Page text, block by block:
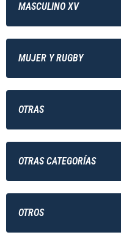
MASCULINO XV
MUJER Y RUGBY
OTRAS
OTRAS CATEGORÍAS
OTROS